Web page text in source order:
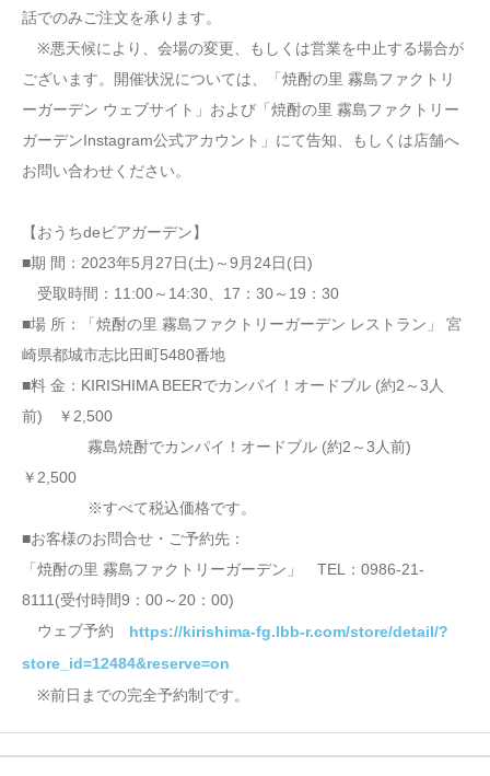
話でのみご注文を承ります。
※悪天候により、会場の変更、もしくは営業を中止する場合が
ございます。開催状況については、「焼酎の里 霧島ファクトリ
ーガーデン ウェブサイト」および「焼酎の里 霧島ファクトリー
ガーデンInstagram公式アカウント」にて告知、もしくは店舗へ
お問い合わせください。
【おうちdeビアガーデン】
■期 間：2023年5月27日(土)～9月24日(日)
受取時間：11:00～14:30、17：30～19：30
■場 所：「焼酎の里 霧島ファクトリーガーデン レストラン」 宮
崎県都城市志比田町5480番地
■料 金：KIRISHIMA BEERでカンパイ！オードブル (約2～3人
前) ￥2,500
霧島焼酎でカンパイ！オードブル (約2～3人前)
￥2,500
※すべて税込価格です。
■お客様のお問合せ・ご予約先：
「焼酎の里 霧島ファクトリーガーデン」 TEL：0986-21-
8111(受付時間9：00～20：00)
ウェブ予約 https://kirishima-fg.lbb-r.com/store/detail/?
store_id=12484&reserve=on
※前日までの完全予約制です。